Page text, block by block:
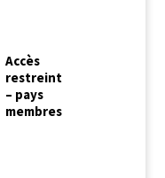
Accès
restreint
– pays
membres